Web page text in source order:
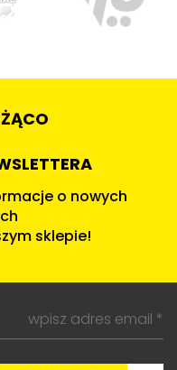
o nowych
sklepie!